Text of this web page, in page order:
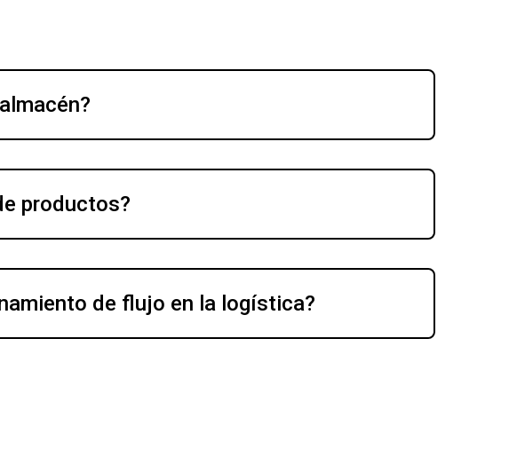
productos?
de flujo en la logística?